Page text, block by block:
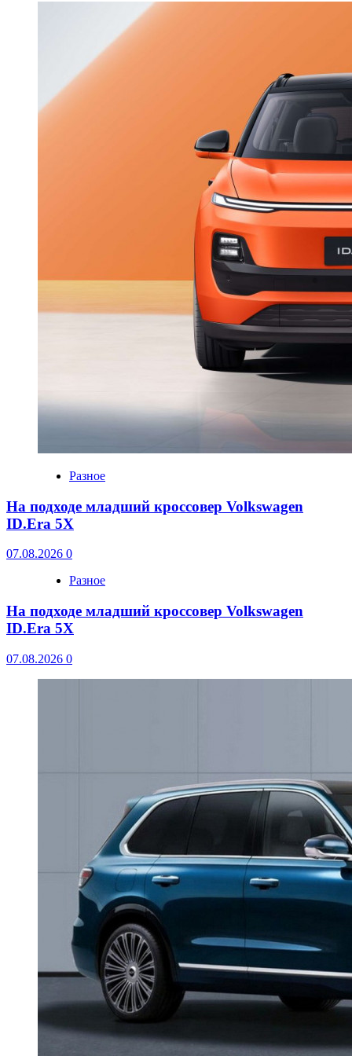
Разное
На подходе младший кроссовер Volkswagen
ID.Era 5X
07.08.2026 0
Разное
На подходе младший кроссовер Volkswagen
ID.Era 5X
07.08.2026 0